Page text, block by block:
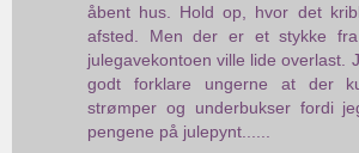
åbent hus. Hold op, hvor det
afsted. Men der er et stykke fra
julegavekontoen ville lide overlast.
godt forklare ungerne at der
strømper og underbukser fordi
pengene på julepynt......